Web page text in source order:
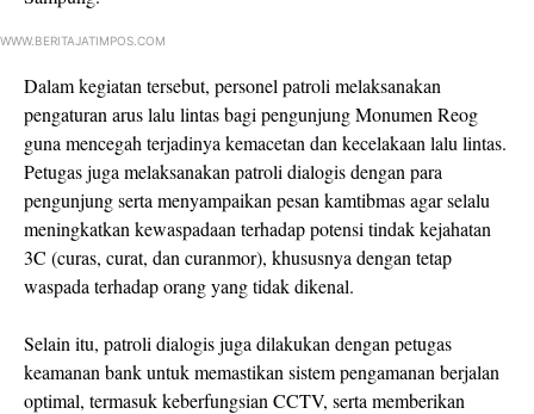
WWW.BERITAJATIMPOS.COM
Dalam kegiatan tersebut, personel patroli melaksanakan
pengaturan arus lalu lintas bagi pengunjung Monumen Reog
guna mencegah terjadinya kemacetan dan kecelakaan lalu lintas.
Petugas juga melaksanakan patroli dialogis dengan para
pengunjung serta menyampaikan pesan kamtibmas agar selalu
meningkatkan kewaspadaan terhadap potensi tindak kejahatan
3C (curas, curat, dan curanmor), khususnya dengan tetap
waspada terhadap orang yang tidak dikenal.
Selain itu, patroli dialogis juga dilakukan dengan petugas
keamanan bank untuk memastikan sistem pengamanan berjalan
optimal, termasuk keberfungsian CCTV, serta memberikan